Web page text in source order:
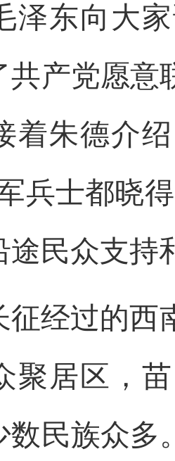
泽东向大
共产党愿意
着朱德介
兵士都晓
途民众支持
征经过的西
聚居区，
数民族众多